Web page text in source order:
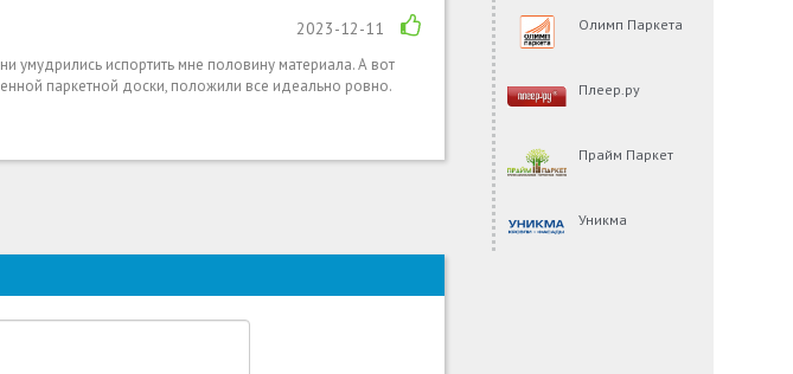
2023-12-11
испортить мне половину материала. А вот
паркетной доски, положили все идеально ровно.
Олимп Паркета
Плеер.ру
Прайм Паркет
Уникма